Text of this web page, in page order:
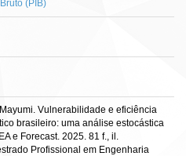
(PIB)
Vulnerabilidade e eficiência
brasileiro: uma análise estocástica
e Forecast. 2025. 81 f., il.
Profissional em Engenharia